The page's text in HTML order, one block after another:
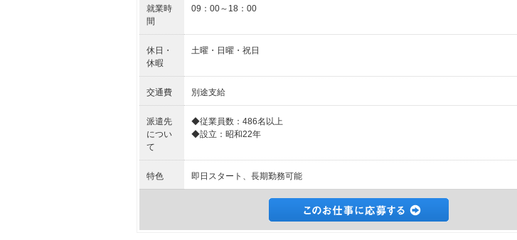
就業時
間
09：00～18：00
休日・
休暇
土曜・日曜・祝日
交通費 別途支給
派遣先
につい
て
◆従業員数：486名以上
◆設立：昭和22年
特色 即日スタート、長期勤務可能